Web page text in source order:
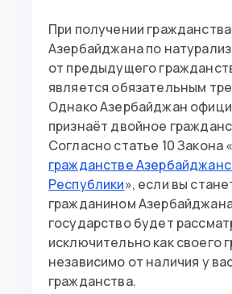
При получении гражданства
Азербайджана по
от предыдущего
является обязательным
Однако Азербайджан
признаёт двойное
Согласно статье 10 Закона «
гражданстве
Республики», если вы
гражданином
государство будет
исключительно как своего
независимо от наличия у
гражданства.